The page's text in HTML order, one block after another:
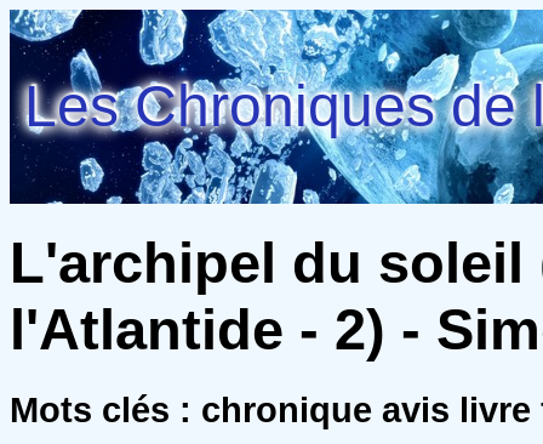
Les Chroniques de
L'archipel du soleil
l'Atlantide - 2) -
Mots clés : chronique avis